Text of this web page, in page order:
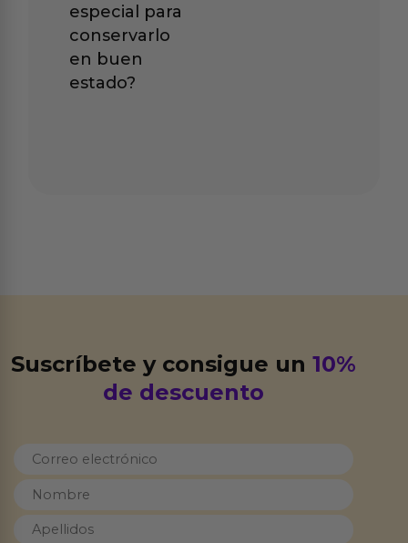
especial para
conservarlo
en buen
estado?
Suscríbete y consigue un10%
de descuento